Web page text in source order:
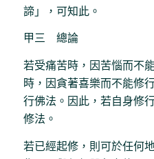
諦」，可知此。
甲三 總論
若受痛苦時，因苦惱而不
時，因貪著喜樂而不能修
行佛法。因此，若自身修
修法。
若已經起修，則可於任何